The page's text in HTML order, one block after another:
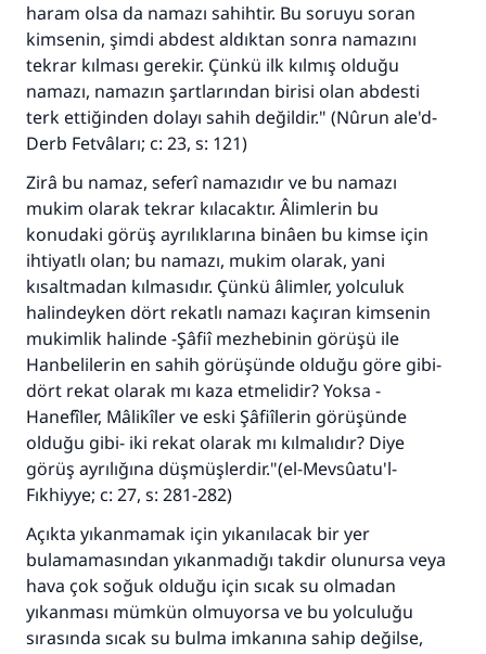
haram olsa da namazı sahihtir. Bu soruyu soran
kimsenin, şimdi abdest aldıktan sonra namazını
tekrar kılması gerekir. Çünkü ilk kılmış olduğu
namazı, namazın şartlarından birisi olan abdesti
terk ettiğinden dolayı sahih değildir." (Nûrun ale'd-
Derb Fetvâları; c: 23, s: 121)
Zirâ bu namaz, seferî namazıdır ve bu namazı
mukim olarak tekrar kılacaktır. Âlimlerin bu
konudaki görüş ayrılıklarına binâen bu kimse için
ihtiyatlı olan; bu namazı, mukim olarak, yani
kısaltmadan kılmasıdır. Çünkü âlimler, yolculuk
halindeyken dört rekatlı namazı kaçıran kimsenin
mukimlik halinde -Şâfiî mezhebinin görüşü ile
Hanbelilerin en sahih görüşünde olduğu göre gibi-
dört rekat olarak mı kaza etmelidir? Yoksa -
Hanefîler, Mâlikîler ve eski Şâfiîlerin görüşünde
olduğu gibi- iki rekat olarak mı kılmalıdır? Diye
görüş ayrılığına düşmüşlerdir."(el-Mevsûatu'l-
Fıkhiyye; c: 27, s: 281-282)
Açıkta yıkanmamak için yıkanılacak bir yer
bulamamasından yıkanmadığı takdir olunursa veya
hava çok soğuk olduğu için sıcak su olmadan
yıkanması mümkün olmuyorsa ve bu yolculuğu
sırasında sıcak su bulma imkanına sahip değilse,